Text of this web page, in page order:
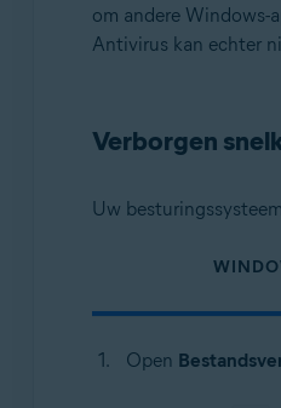
om andere Windows-
Antivirus kan echter
Verborgen
Uw
Open